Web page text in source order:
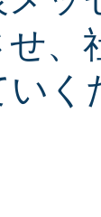
、
く